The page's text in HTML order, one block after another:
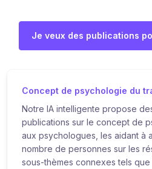
Je veux des publications
Concept de psychologie du
Notre IA intelligente propose
publications sur le concept de
aux psychologues, les aidant à
nombre de personnes sur les
sous-thèmes connexes tels que